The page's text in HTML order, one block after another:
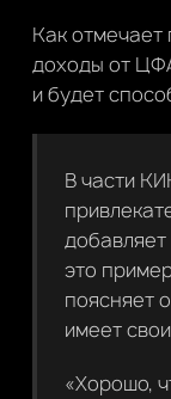
Как отмечает
доходы от
и будет
В части
это
поясняет
имеет
«Хорошо,